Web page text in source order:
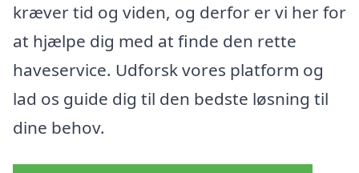
kræver tid og viden, og derfor er vi her for
at hjælpe dig med at finde den rette
haveservice. Udforsk vores platform og
lad os guide dig til den bedste løsning til
dine behov.